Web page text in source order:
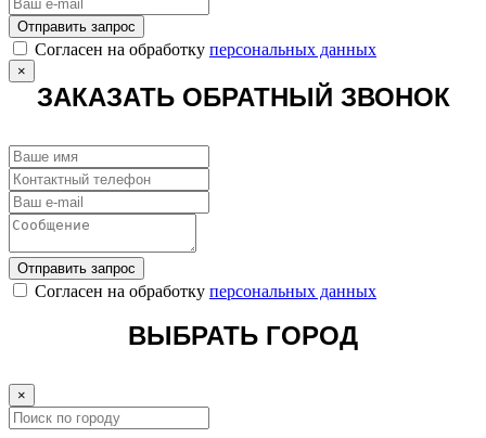
Отправить запрос
Cогласен на обработку персональных данных
×
ЗАКАЗАТЬ ОБРАТНЫЙ ЗВОНОК
Отправить запрос
Cогласен на обработку персональных данных
ВЫБРАТЬ ГОРОД
×